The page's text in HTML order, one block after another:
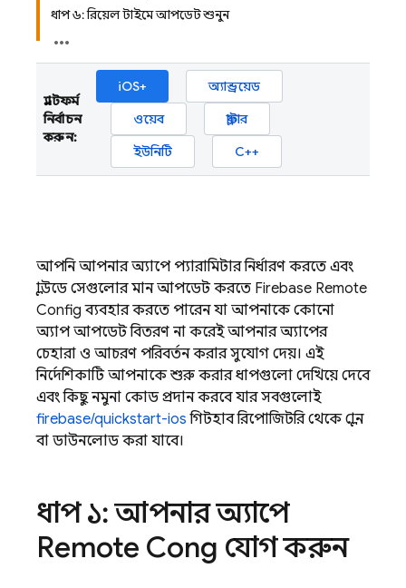
ধাপ ৬: রিয়েল টাইমে আপডেট শুনুন
প্ল্যাটফর্ম
নির্বাচন
করুন:
iOS+
অ্যান্ড্রয়েড
ওয়েব
ফ্লাটার
ইউনিটি
C++
আপনি আপনার অ্যাপে প্যারামিটার নির্ধারণ করতে এবং
ক্লাউডে সেগুলোর মান আপডেট করতে Firebase Remote
Config ব্যবহার করতে পারেন, যা আপনাকে কোনো
অ্যাপ আপডেট বিতরণ না করেই আপনার অ্যাপের
চেহারা ও আচরণ পরিবর্তন করার সুযোগ দেয়। এই
নির্দেশিকাটি আপনাকে শুরু করার ধাপগুলো দেখিয়ে দেবে
এবং কিছু নমুনা কোড প্রদান করবে, যার সবগুলোই
firebase/quickstart-ios গিটহাব রিপোজিটরি থেকে ক্লোন
বা ডাউনলোড করা যাবে।
ধাপ ১: আপনার অ্যাপে
Remote Config যোগ করুন